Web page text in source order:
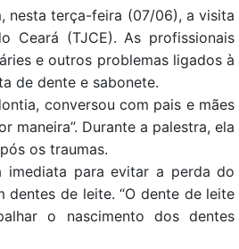
nesta terça-feira (07/06), a visita
Ceará (TJCE). As profissionais
e outros problemas ligados à
de dente e sabonete.
conversou com pais e mães
maneira”. Durante a palestra, ela
os traumas.
imediata para evitar a perda do
de leite. “O dente de leite
o nascimento dos dentes